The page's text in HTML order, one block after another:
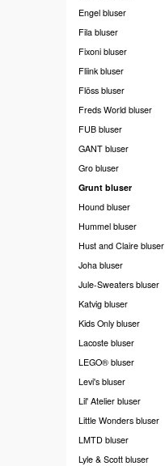
Engel bluser
Fila bluser
Fixoni bluser
Fliink bluser
Flöss bluser
Freds World bluser
FUB bluser
GANT bluser
Gro bluser
Grunt bluser
Hound bluser
Hummel bluser
Hust and Claire bluser
Joha bluser
Jule-Sweaters bluser
Katvig bluser
Kids Only bluser
Lacoste bluser
LEGO® bluser
Levi's bluser
Lil' Atelier bluser
Little Wonders bluser
LMTD bluser
Lyle & Scott bluser